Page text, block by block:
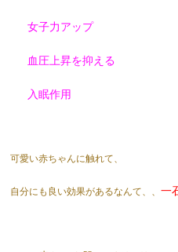
女子力アップ
血圧上昇を抑える
入眠作用
可愛い赤ちゃんに触れて、
自分にも良い効果があるなんて、、一